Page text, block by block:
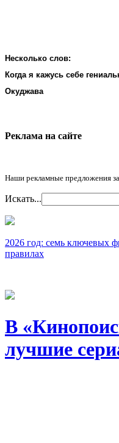
Несколько слов:
Когда я кажусь себе
Окуджава
Реклама на cайте
Наши рекламные предложения
Искать...
2026 год: семь ключевых
правилах
В
лучшие